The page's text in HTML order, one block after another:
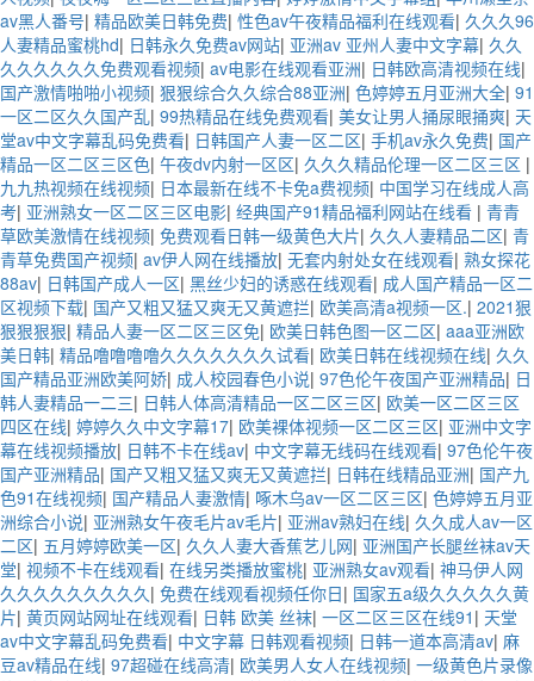
av黑人番号| 精品欧美日韩免费| 性色av午夜精品福利在线观看| 久久久96
人妻精品蜜桃hd| 日韩永久免费av网站| 亚洲av 亚州人妻中文字幕| 久久
久久久久久久免费观看视频| av电影在线观看亚洲| 日韩欧高清视频在线|
国产激情啪啪小视频| 狠狠综合久久综合88亚洲| 色婷婷五月亚洲大全| 91
一区二区久久国产乱| 99热精品在线免费观看| 美女让男人捅尿眼捅爽| 天
堂av中文字幕乱码免费看| 日韩国产人妻一区二区| 手机av永久免费| 国产
精品一区二区三区色| 午夜dv内射一区区| 久久久精品伦理一区二区三区 |
九九热视频在线视频| 日本最新在线不卡免a费视频| 中国学习在线成人高
考| 亚洲熟女一区二区三区电影| 经典国产91精品福利网站在线看 | 青青
草欧美激情在线视频| 免费观看日韩一级黄色大片| 久久人妻精品二区| 青
青草免费国产视频| av伊人网在线播放| 无套内射处女在线观看| 熟女探花
88av| 日韩国产成人一区| 黑丝少妇的诱惑在线观看| 成人国产精品一区二
区视频下载| 国产又粗又猛又爽无又黄遮拦| 欧美高清a视频一区.| 2021狠
狠狠狠狠| 精品人妻一区二区三区免| 欧美日韩色图一区二区| aaa亚洲欧
美日韩| 精品噜噜噜噜久久久久久久久试看| 欧美日韩在线视频在线| 久久
国产精品亚洲欧美阿娇| 成人校园春色小说| 97色伦午夜国产亚洲精品| 日
韩人妻精品一二三| 日韩人体高清精品一区二区三区| 欧美一区二区三区
四区在线| 婷婷久久中文字幕17| 欧美裸体视频一区二区三区| 亚洲中文字
幕在线视频播放| 日韩不卡在线av| 中文字幕无线码在线观看| 97色伦午夜
国产亚洲精品| 国产又粗又猛又爽无又黄遮拦| 日韩在线精品亚洲| 国产九
色91在线视频| 国产精品人妻激情| 啄木乌av一区二区三区| 色婷婷五月亚
洲综合小说| 亚洲熟女午夜毛片av毛片| 亚洲av熟妇在线| 久久成人av一区
二区| 五月婷婷欧美一区| 久久人妻大香蕉艺儿网| 亚洲国产长腿丝袜av天
堂| 视频不卡在线观看| 在线另类播放蜜桃| 亚洲熟女av观看| 神马伊人网
久久久久久久久久久| 免费在线观看视频任你日| 国家五a级久久久久久黄
片| 黄页网站网址在线观看| 日韩 欧美 丝袜| 一区二区三区在线91 | 天堂
av中文字幕乱码免费看| 中文字幕 日韩观看视频| 日韩一道本高清av| 麻
豆av精品在线| 97超碰在线高清| 欧美男人女人在线视频| 一级黄色片录像